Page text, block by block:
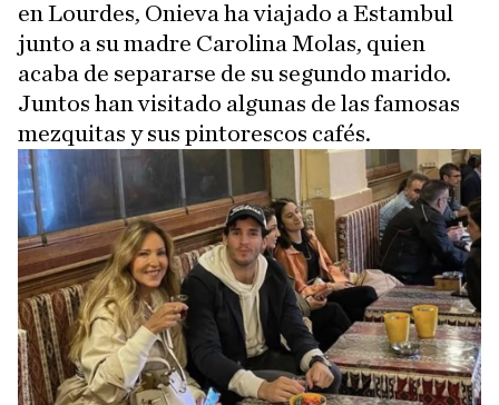
en Lourdes, Onieva ha viajado a Estambul
junto a su madre Carolina Molas, quien
acaba de separarse de su segundo marido.
Juntos han visitado algunas de las famosas
mezquitas y sus pintorescos cafés.